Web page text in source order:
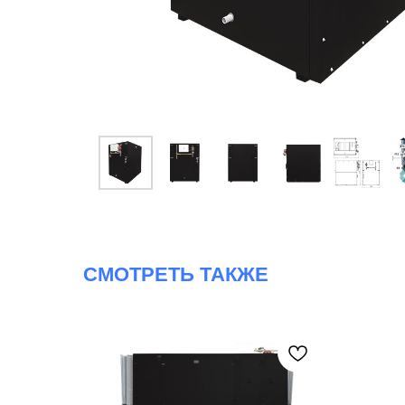
СМОТРЕТЬ ТАКЖЕ